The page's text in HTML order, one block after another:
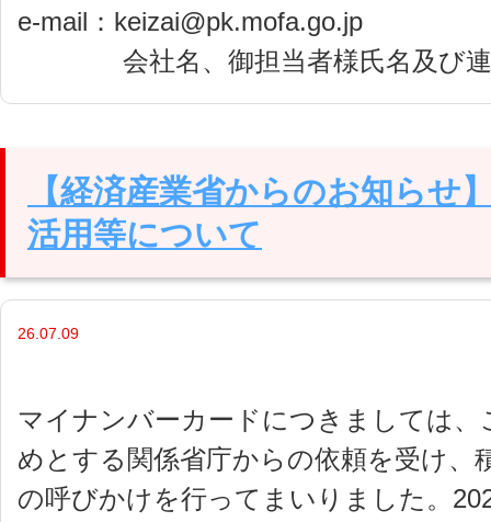
e-mail：keizai@pk.mofa.go.jp
会社名、御担当者様氏名及び連
【経済産業省からのお知らせ
活用等について
26.07.09
マイナンバーカードにつきましては
めとする関係省庁からの依頼を受け、
の呼びかけを行ってまいりました。